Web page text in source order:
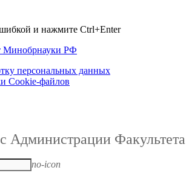
и нажмите Ctrl+Enter
Минобрнауки РФ
персональных данных
Cookie-файлов
Администрации Факультета
no-icon